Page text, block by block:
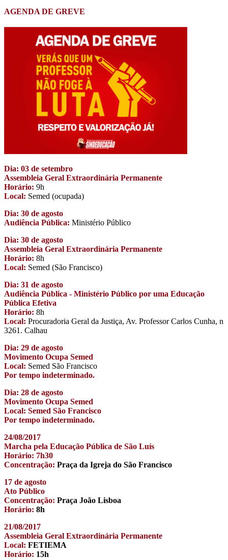
AGENDA DE GREVE
Dia: 03 de setembro
Assembleia Geral Extraordinária Permanente
Horário: 9h
Local: Semed (ocupada)
Dia: 30 de agosto
Audiência Pública: Ministério Público
Dia: 30 de agosto
Assembleia Geral Extraordinária Permanente
Horário: 8h
Local: Semed (São Francisco)
Dia: 31 de agosto
Audiência Pública - Ministério Público por uma Educação
Pública Efetiva
Horário: 8h
Local: Procuradoria Geral da Justiça, Av. Professor Carlos Cunha, n
3261. Calhau
Dia: 29 de agosto
Movimento Ocupa Semed
Local: Semed São Francisco
Por tempo indeterminado.
Dia: 28 de agosto
Movimento Ocupa Semed
Local: Semed São Francisco
Por tempo indeterminado.
24/08/2017
Marcha pela Educação Pública de São Luís
Horário: 7h30
Concentração: Praça da Igreja do São Francisco
17 de agosto
Ato Público
Concentração: Praça João Lisboa
Horário: 8h
21/08/2017
Assembleia Geral Extraordinária Permanente
Local: FETIEMA
Horário: 15h